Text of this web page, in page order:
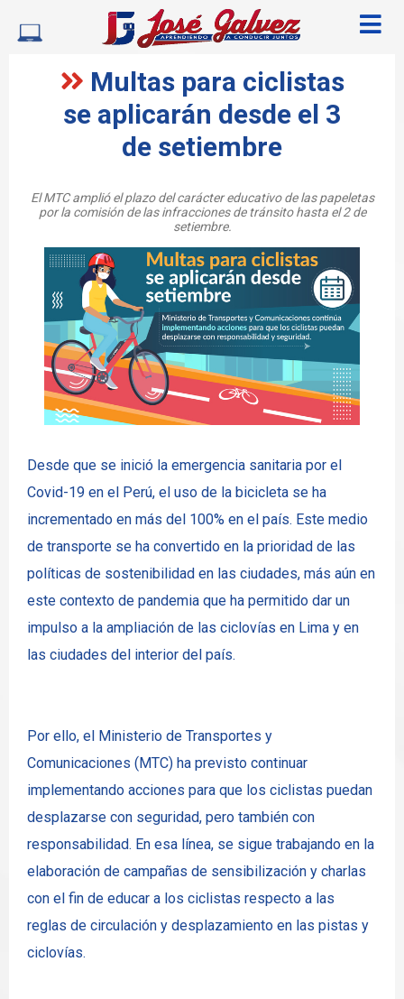
Multas para ciclistas
se aplicarán desde el 3
de setiembre
El MTC amplió el plazo del carácter educativo de las papeletas
por la comisión de las infracciones de tránsito hasta el 2 de
setiembre.
Desde que se inició la emergencia sanitaria por el
Covid-19 en el Perú, el uso de la bicicleta se ha
incrementado en más del 100% en el país. Este medio
de transporte se ha convertido en la prioridad de las
políticas de sostenibilidad en las ciudades, más aún en
este contexto de pandemia que ha permitido dar un
impulso a la ampliación de las ciclovías en Lima y en
las ciudades del interior del país.
Por ello, el Ministerio de Transportes y
Comunicaciones (MTC) ha previsto continuar
implementando acciones para que los ciclistas puedan
desplazarse con seguridad, pero también con
responsabilidad. En esa línea, se sigue trabajando en la
elaboración de campañas de sensibilización y charlas
con el fin de educar a los ciclistas respecto a las
reglas de circulación y desplazamiento en las pistas y
ciclovías.